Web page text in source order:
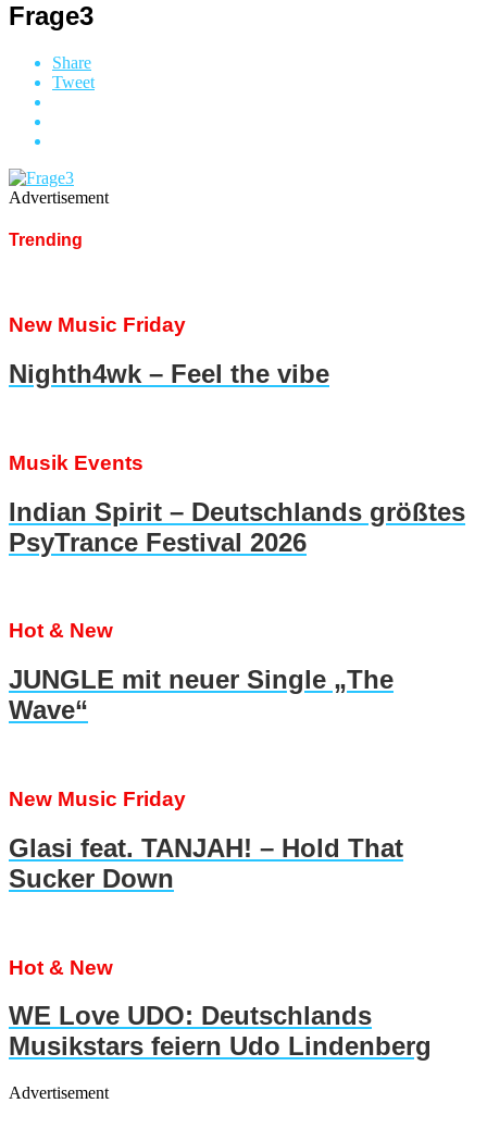
Frage3
Share
Tweet
Advertisement
Trending
New Music Friday
Nighth4wk – Feel the vibe
Musik Events
Indian Spirit – Deutschlands größtes
PsyTrance Festival 2026
Hot & New
JUNGLE mit neuer Single „The
Wave“
New Music Friday
Glasi feat. TANJAH! – Hold That
Sucker Down
Hot & New
WE Love UDO: Deutschlands
Musikstars feiern Udo Lindenberg
Advertisement